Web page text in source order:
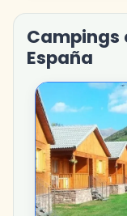
Campings
España